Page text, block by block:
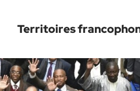
Territoires